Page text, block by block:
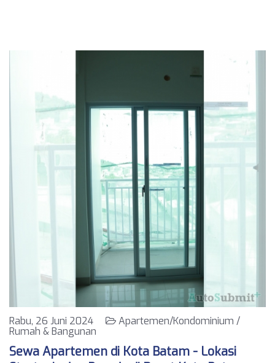
Rabu, 26 Juni 2024
Apartemen/Kondominium /
Rumah & Bangunan
Sewa Apartemen di Kota Batam - Lokasi